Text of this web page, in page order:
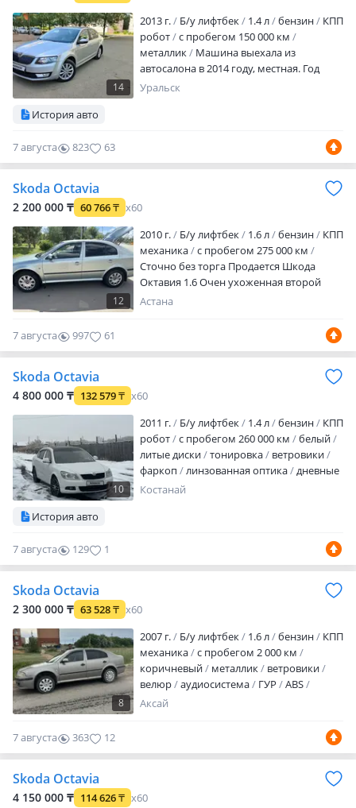
14
2013 г. Б/у лифтбек 1.4 л бензин
КПП
робот
с пробегом 150 000 км
металлик
Машина выехала из
автосалона в 2014 году, местная. Год
сборки 2013 Второй хоязин, купил при
надежный): ремень ГРМ заменен, свечи
заменены, почистили теплообменник,
Замена масла в LiquiMoly 5W-30 TopTec…
Уральск
История авто
7 августа 823 63
Skoda Octavia
2 200 000 ₸ 60 766₸ x60
12
2010 г. Б/у лифтбек 1.6 л бензин
КПП
механика
с пробегом 275 000 км
Сточно без торга Продается Шкода
Октавия 1.6 Очен ухоженная второй
владелец. Каждый день на ходу. ДВС
делали капиталку. Расход топлива: без
кондиционером — около 9 л. КПП без
нареканий. Ходовая часть в хорошем
состоянии. Кузов на 90% в родной
Астана
7 августа 997 61
Skoda Octavia
4 800 000 ₸ 132 579₸ x60
10
2011 г. Б/у лифтбек 1.4 л бензин
КПП
робот
с пробегом 260 000 км
белый
литые диски
тонировка
ветровики
фаркоп
линзованная оптика
дневные
ходовые огни
электропакет центрозамок климат-
бортовой
навигационная система
подогре…
Костанай
История авто
7 августа 129 1
Skoda Octavia
2 300 000 ₸ 63 528₸ x60
8
2007 г. Б/у лифтбек 1.6 л бензин
КПП
механика
с пробегом 2 000 км
коричневый
металлик
ветровики
велюр
аудиосистема ГУР
ABS
центрозамок
качественные запчасти вложено много
ходовка полностью поменяна кроме
Аксай
7 августа 363 12
Skoda Octavia
4 150 000 ₸ 114 626₸ x60